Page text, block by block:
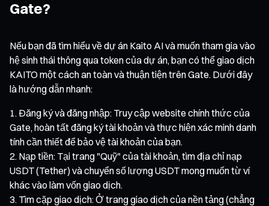
Gate?
Nếu bạn đã tìm hiểu về dự án Kaito AI và muốn tham gia vào
hệ sinh thái thông qua token của dự án, bạn có thể giao dịch
KAITO một cách an toàn và thuận tiện trên Gate. Dưới đây
là hướng dẫn nhanh:
Đăng ký và đăng nhập: Truy cập website chính thức của
Gate, hoàn tất đăng ký tài khoản và thực hiện xác minh danh
tính cần thiết để bảo vệ tài khoản của bạn.
Nạp tiền: Tại trang "Quỹ" của tài khoản, tìm địa chỉ nạp
USDT (Tether) và chuyển số lượng USDT mong muốn từ ví
khác vào làm vốn giao dịch.
Tìm cặp giao dịch: Ở trang giao dịch của nền tảng (chẳng